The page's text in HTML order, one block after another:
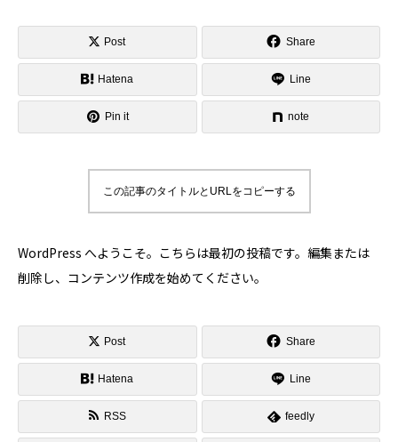
Post Share
Hatena Line
Pin it note
この記事のタイトルとURLをコピーする
WordPress へようこそ。こちらは最初の投稿です。編集または
削除し、コンテンツ作成を始めてください。
Post Share
Hatena Line
RSS feedly